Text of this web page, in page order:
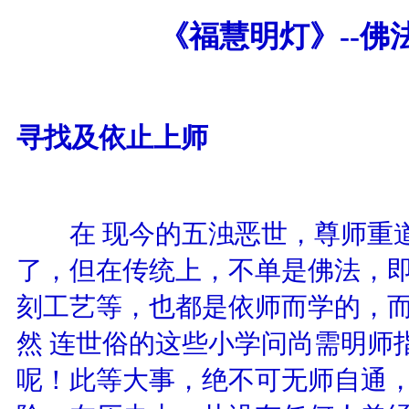
《福慧明灯》 --佛
寻找及依止上师
在 现今的五浊恶世，尊师重
了，但在传统上，不单是佛法，
刻工艺等，也都是依师而学的，
然 连世俗的这些小学问尚需明师
呢！此等大事，绝不可无师自通